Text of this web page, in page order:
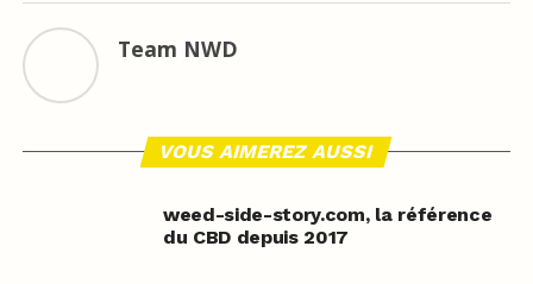
Team NWD
VOUS AIMEREZ AUSSI
weed-side-story.com, la référence
du CBD depuis 2017